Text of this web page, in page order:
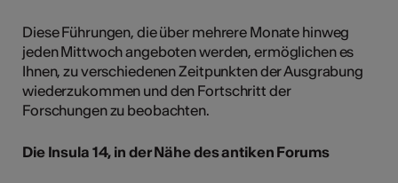
Diese Führungen, die über mehrere Monate hinweg
jeden Mittwoch angeboten werden, ermöglichen es
Ihnen, zu verschiedenen Zeitpunkten der Ausgrabung
wiederzukommen und den Fortschritt der
Forschungen zu beobachten.
Die Insula 14, in der Nähe des antiken Forums